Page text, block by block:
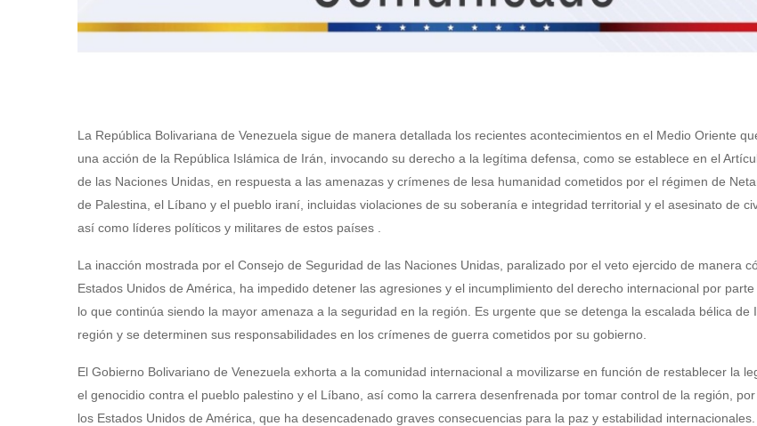
La República Bolivariana de Venezuela sigue de manera detallada los recientes acontecimientos en el Medio Oriente
una acción de la República Islámica de Irán, invocando su derecho a la legítima defensa, como se establece en el
de las Naciones Unidas, en respuesta a las amenazas y crímenes de lesa humanidad cometidos por el régimen de
de Palestina, el Líbano y el pueblo iraní, incluidas violaciones de su soberanía e integridad territorial y el asesinato de
así como líderes políticos y militares de estos países .
La inacción mostrada por el Consejo de Seguridad de las Naciones Unidas, paralizado por el veto ejercido de manera
Estados Unidos de América, ha impedido detener las agresiones y el incumplimiento del derecho internacional por parte
lo que continúa siendo la mayor amenaza a la seguridad en la región. Es urgente que se detenga la escalada bélica de
región y se determinen sus responsabilidades en los crímenes de guerra cometidos por su gobierno.
El Gobierno Bolivariano de Venezuela exhorta a la comunidad internacional a movilizarse en función de restablecer la
el genocidio contra el pueblo palestino y el Líbano, así como la carrera desenfrenada por tomar control de la región,
los Estados Unidos de América, que ha desencadenado graves consecuencias para la paz y estabilidad internacionales.